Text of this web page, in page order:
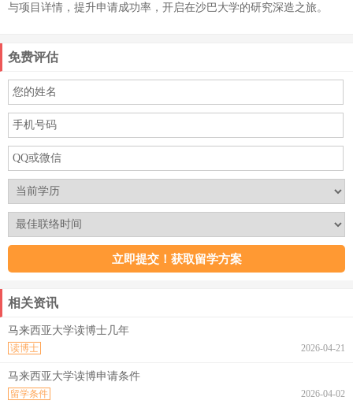
与项目详情，提升申请成功率，开启在沙巴大学的研究深造之旅。
免费评估
相关资讯
马来西亚大学读博士几年
2026-04-21
读博士
马来西亚大学读博申请条件
2026-04-02
留学条件